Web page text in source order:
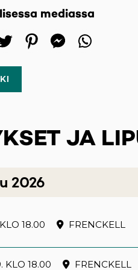
mediassa
in a new
in a new
(opens in a
JA
2026
18.00 FRENCKELL
KLO 18.00 FRENCKELL